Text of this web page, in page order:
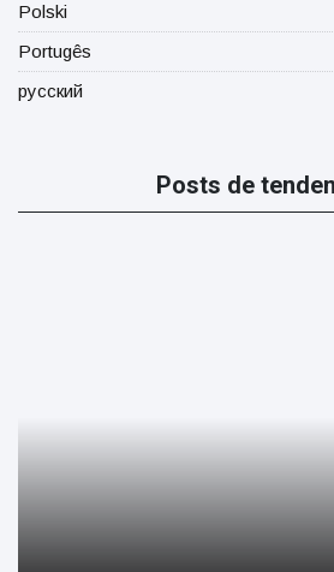
Polski
Portugês
русский
Posts de